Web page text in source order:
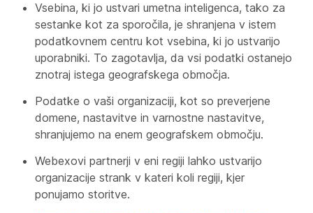
Vsebina, ki jo ustvari umetna inteligenca, tako za
sestanke kot za sporočila, je shranjena v istem
podatkovnem centru kot vsebina, ki jo ustvarijo
uporabniki. To zagotavlja, da vsi podatki ostanejo
znotraj istega geografskega območja.
Podatke o vaši organizaciji, kot so preverjene
domene, nastavitve in varnostne nastavitve,
shranjujemo na enem geografskem območju.
Webexovi partnerji v eni regiji lahko ustvarijo
organizacije strank v kateri koli regiji, kjer
ponujamo storitve.